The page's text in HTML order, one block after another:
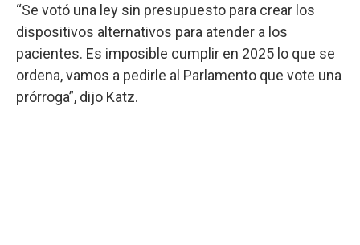
“Se votó una ley sin presupuesto para crear los
dispositivos alternativos para atender a los
pacientes. Es imposible cumplir en 2025 lo que se
ordena, vamos a pedirle al Parlamento que vote una
prórroga”, dijo Katz.